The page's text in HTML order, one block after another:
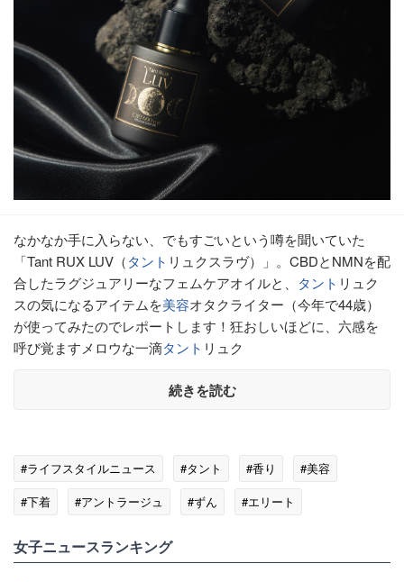
なかなか手に入らない、でもすごいという噂を聞いていた
「Tant RUX LUV（タント リュクスラヴ）」。CBDとNMNを配
合したラグジュアリーなフェムケアオイルと、 タント リュク
スの気になるアイテムを美容オタクライター（今年で44歳）
が使ってみたのでレポートします！狂おしいほどに、六感を
呼び覚ますメロウな一滴タント リュク
続きを読む
#ライフスタイルニュース #タント #香り
#美容
#下着
#アントラージュ #ずん
#エリート
女子ニュースランキング